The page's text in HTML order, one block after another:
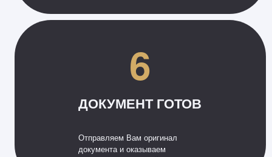
6
ДОКУМЕНТ ГОТОВ
Отправляем Вам оригинал
документа и оказываем